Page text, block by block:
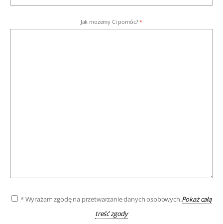
Jak możemy Ci pomóc?
* Wyrażam zgodę na przetwarzanie danych osobowych.Pokaż całą
treść zgody